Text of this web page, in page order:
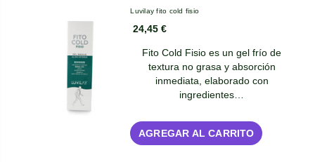
Luvilay fito cold fisio
24,45 €
Fito Cold Fisio es un gel frío de
textura no grasa y absorción
inmediata, elaborado con
ingredientes…
AGREGAR AL CARRITO